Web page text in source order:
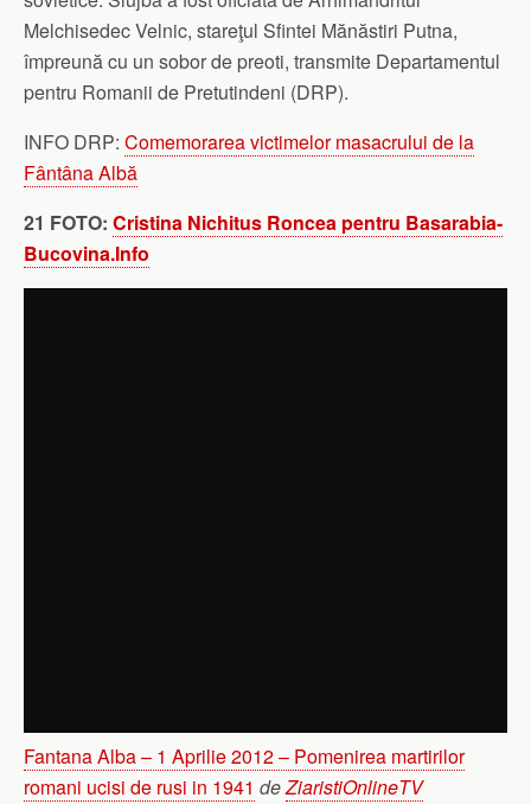
Melchisedec Velnic, stareţul Sfintei Mănăstiri Putna,
împreună cu un sobor de preoti, transmite Departamentul
pentru Romanii de Pretutindeni (DRP).
INFO DRP: Comemorarea victimelor masacrului de la
Fântâna Albă
21 FOTO: Cristina Nichitus Roncea pentru Basarabia-
Bucovina.Info
Fantana Alba – 1 Aprilie 2012 – Pomenirea martirilor
romani ucisi de rusi in 1941 deZiaristiOnlineTV